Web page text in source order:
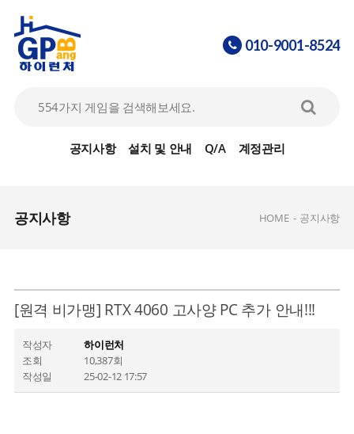
공지사항 설치 및 안내 Q/A 계정관리
010-9001-8524
공지사항 HOME - 공지사항
[원격 비가맹] RTX 4060 고사양 PC 추가 안내!!!
작성자
하이런처
조회
10,387회
작성일
25-02-12 17:57